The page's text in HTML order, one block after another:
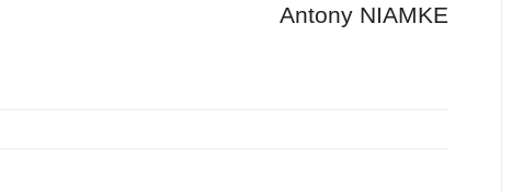
Antony NIAMKE